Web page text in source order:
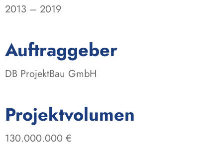
2013 – 2019
Auftraggeber
DB ProjektBau GmbH
Projektvolumen
130.000.000 €